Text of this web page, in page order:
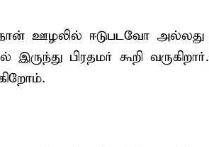
நான் ஊழலில் ஈடுபடவோ அல்லது
பிரதமர் கூறி வருகிறார்.